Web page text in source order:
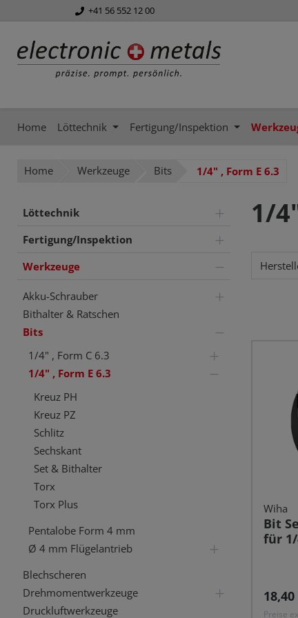
Zur Hauptnavigation springen
+41 56 552 12 00
Home Löttechnik Fertigung/Inspektion
Home Werkzeuge Bits 1/4" , Form E 6.3
Löttechnik
Fertigung/Inspektion
Werkzeuge
Akku-Schrauber
Bithalter & Ratschen
Bits
1/4" , Form C 6.3
1/4" , Form E 6.3
Kreuz PH
Kreuz PZ
Schlitz
Sechskant
Set & Bithalter
Torx
Torx Plus
Pentalobe Form 4 mm
Ø 4 mm Flügelantrieb
Blechscheren
Drehmomentwerkzeuge
Druckluftwerkzeuge
1/
Wiha
Bit
für
18,40
Preise